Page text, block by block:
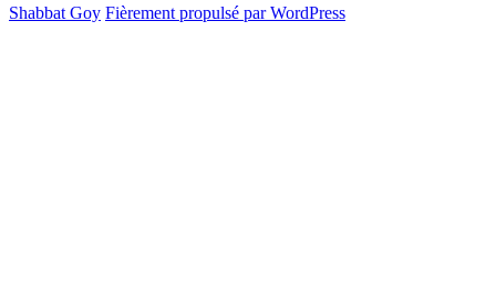
Shabbat Goy Fièrement propulsé par WordPress